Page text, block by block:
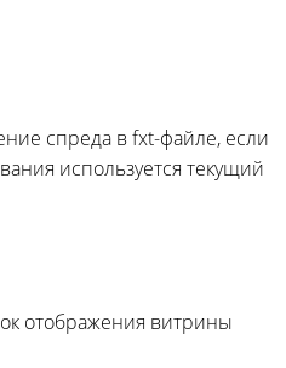
спреда в fxt-файле, если
используется текущий
отображения витрины